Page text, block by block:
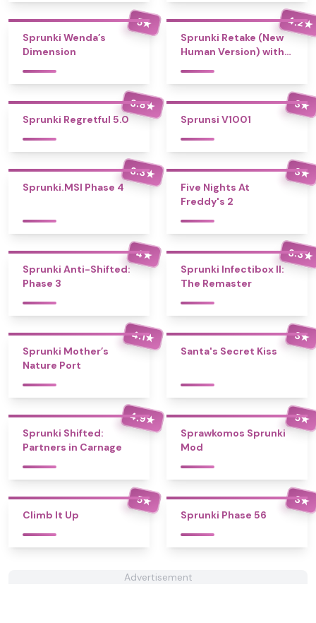
5★
Sprunki Wenda’s
Dimension
4.2★
Sprunki Retake (New
Human Version) with
3.8★
Sprunki Regretful 5.0
3★
Sprunsi V1001
3.3★
Sprunki.MSI Phase 4
3★
Five Nights At
Freddy's 2
4★
Sprunki Anti-Shifted:
Phase 3
3.3★
Sprunki Infectibox II:
The Remaster
4.1★
Sprunki Mother’s
Nature Port
3★
Santa's Secret Kiss
4.9★
Sprunki Shifted:
Partners in Carnage
5★
Sprawkomos Sprunki
Mod
5★
Climb It Up
3★
Sprunki Phase 56
Advertisement